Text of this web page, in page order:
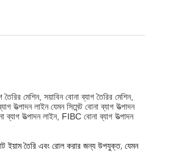
মেশিন, সয়াবিন বোনা ব্যাগ তৈরির মেশিন,
উত্পাদন লাইন যেমন সিমেন্ট বোনা ব্যাগ উত্পাদন
ব্যাগ উত্পাদন লাইন, FIBC বোনা ব্যাগ উত্পাদন
ইয়াম তৈরি এবং রোল করার জন্য উপযুক্ত, যেমন